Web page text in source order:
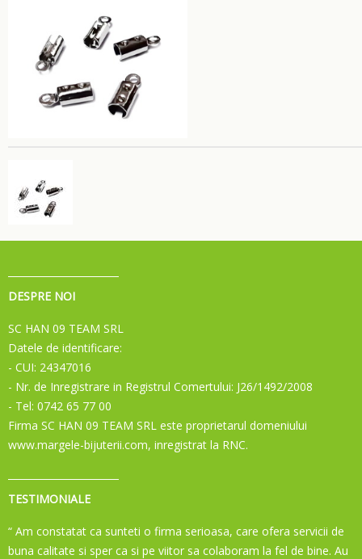
DESPRE NOI
SC HAN 09 TEAM SRL
Datele de identificare:
- CUI: 24347016
- Nr. de Inregistrare in Registrul Comertului: J26/1492/2008
- Tel: 0742 65 77 00
Firma SC HAN 09 TEAM SRL este proprietarul domeniului
www.margele-bijuterii.com, inregistrat la RNC.
TESTIMONIALE
“ Am constatat ca sunteti o firma serioasa, care ofera servicii de
buna calitate si sper ca si pe viitor sa colaboram la fel de bine. Au